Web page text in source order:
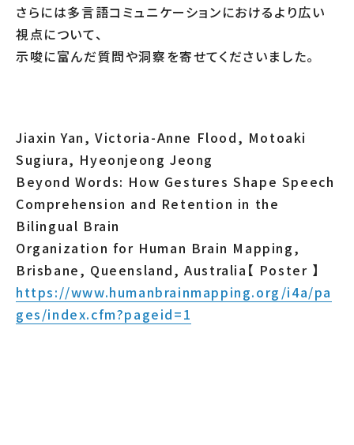
さらには多言語コミュニケーションにおけるより広い
視点について、
示唆に富んだ質問や洞察を寄せてくださいました。
Jiaxin Yan, Victoria-Anne Flood, Motoaki
Sugiura, Hyeonjeong Jeong
Beyond Words: How Gestures Shape Speech
Comprehension and Retention in the
Bilingual Brain
Organization for Human Brain Mapping,
Brisbane, Queensland, Australia【 Poster 】
https://www.humanbrainmapping.org/i4a/pa
ges/index.cfm?pageid=1